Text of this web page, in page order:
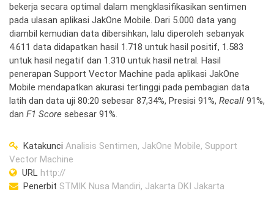
bekerja secara optimal dalam mengklasifikasikan sentimen
pada ulasan aplikasi JakOne Mobile. Dari 5.000 data yang
diambil kemudian data dibersihkan, lalu diperoleh sebanyak
4.611 data didapatkan hasil 1.718 untuk hasil positif, 1.583
untuk hasil negatif dan 1.310 untuk hasil netral. Hasil
penerapan Support Vector Machine pada aplikasi JakOne
Mobile mendapatkan akurasi tertinggi pada pembagian data
latih dan data uji 80:20 sebesar 87,34%, Presisi 91%, Recall 91%,
dan F1 Score sebesar 91%.
Katakunci Analisis Sentimen, JakOne Mobile, Support
Vector Machine
URL http://
Penerbit STMIK Nusa Mandiri, Jakarta DKI Jakarta